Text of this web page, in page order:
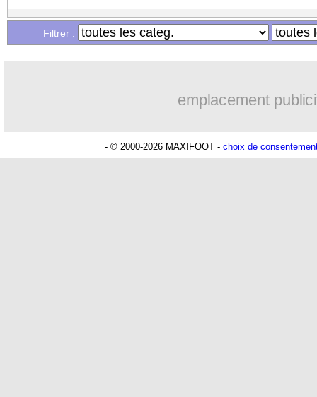
Liste des brèves du jeu. 21 janvier
Filtrer :
emplacement
- © 2000-2026 MAXIFOOT - choix de